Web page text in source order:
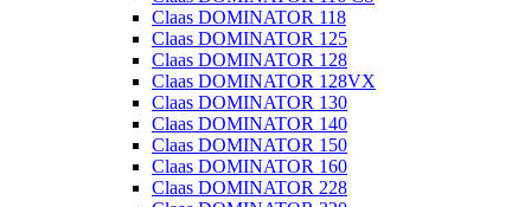
Claas DOMINATOR 118
Claas DOMINATOR 125
Claas DOMINATOR 128
Claas DOMINATOR 128VX
Claas DOMINATOR 130
Claas DOMINATOR 140
Claas DOMINATOR 150
Claas DOMINATOR 160
Claas DOMINATOR 228